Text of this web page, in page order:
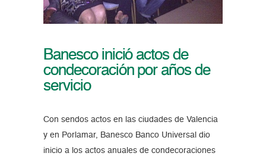
Banesco inició actos de
condecoración por años de
servicio
Con sendos actos en las ciudades de Valencia
y en Porlamar, Banesco Banco Universal dio
inicio a los actos anuales de condecoraciones